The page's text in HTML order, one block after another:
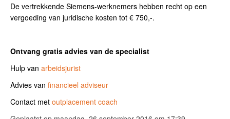
De vertrekkende Siemens-werknemers hebben recht op een
vergoeding van juridische kosten tot € 750,-.
Ontvang gratis advies van de specialist
Hulp van arbeidsjurist
Advies van financieel adviseur
Contact met outplacement coach